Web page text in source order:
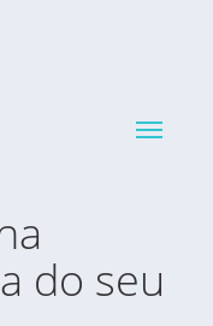
do seu